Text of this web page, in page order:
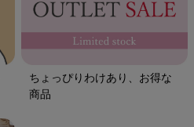
ちょっぴりわけあり、お得な
商品